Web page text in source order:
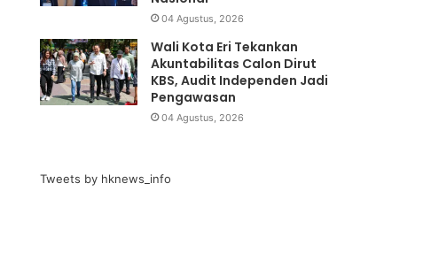
04 Agustus, 2026
Wali Kota Eri Tekankan
Akuntabilitas Calon Dirut
KBS, Audit Independen Jadi
Pengawasan
04 Agustus, 2026
Tweets by hknews_info